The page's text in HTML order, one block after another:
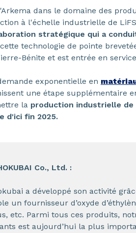
dans le domaine des
à l'échelle industrielle de
stratégique qui a
technologie de pointe
Bénite et est entrée en
exponentielle en
une étape supplémentaire
la production industrielle de
d'ici fin 2025.
Co., Ltd. :
a développé son activité
un fournisseur d’oxyde
etc. Parmi tous ces produits,
est aujourd’hui la plus